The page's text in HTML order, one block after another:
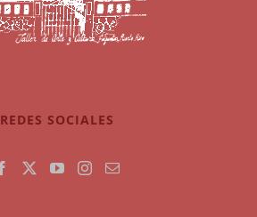
REDES SOCIALES